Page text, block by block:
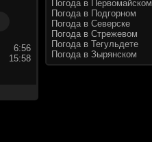
6:56
15:58
Погода в Первомайском
Погода в Подгорном
Погода в Северске
Погода в Стрежевом
Погода в Тегульдете
Погода в Зырянском